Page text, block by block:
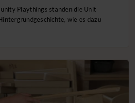
Playthings standen die Unit
wie es dazu